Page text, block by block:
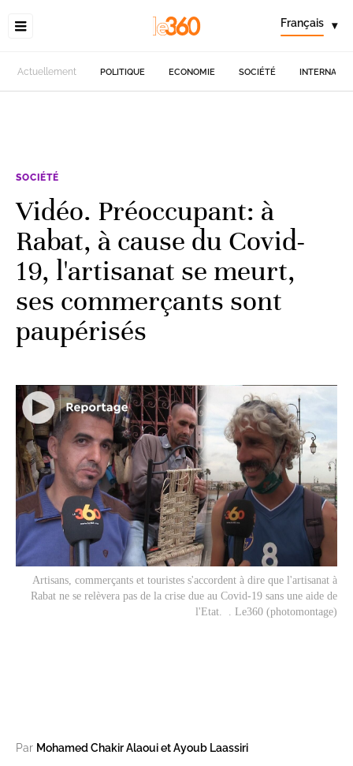
Français ▾
Actuellement POLITIQUE ECONOMIE SOCIÉTÉ
SOCIÉTÉ
Vidéo. Préoccupant: à
Rabat, à cause du Covid-
19, l'artisanat se meurt,
ses commerçants sont
paupérisés
Artisans, commerçants et touristes s'accordent à dire que l'artisanat à
Rabat ne se relèvera pas de la crise due au Covid-19 sans une aide de
l'Etat. . Le360 (photomontage)
Par Mohamed Chakir Alaoui et Ayoub Laassiri